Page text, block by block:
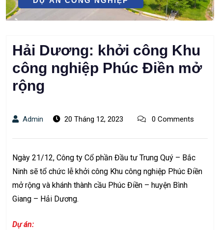
Hải Dương: khởi công Khu
công nghiệp Phúc Điền mở
rộng
Admin 20 Tháng 12, 2023 0 Comments
Ngày 21/12, Công ty Cổ phần Đầu tư Trung Quý – Bắc
Ninh sẽ tổ chức lễ khởi công Khu công nghiệp Phúc Điền
mở rộng và khánh thành cầu Phúc Điền – huyện Bình
Giang – Hải Dương.
Dự án: